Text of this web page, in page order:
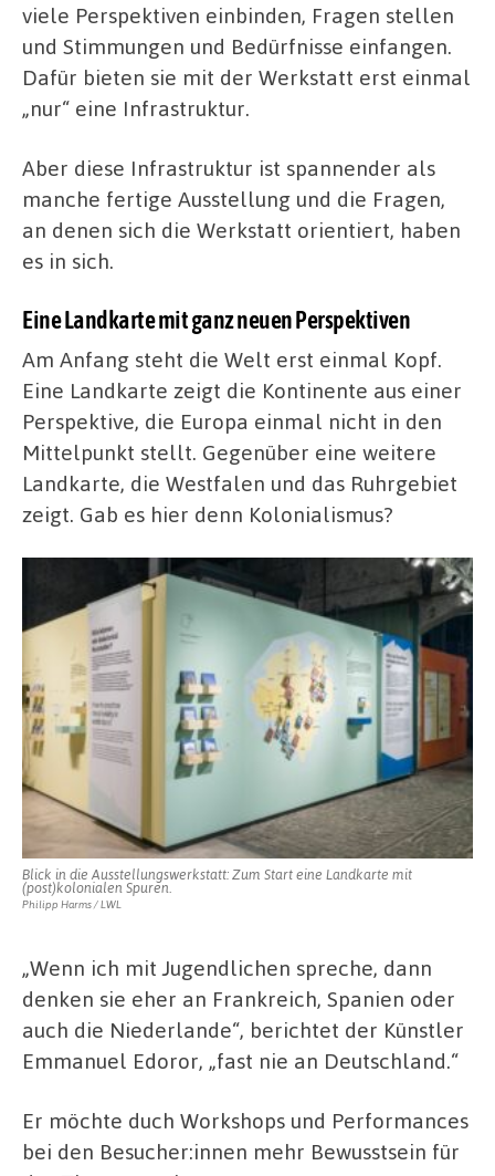
viele Perspektiven einbinden, Fragen stellen
und Stimmungen und Bedürfnisse einfangen.
Dafür bieten sie mit der Werkstatt erst einmal
„nur“ eine Infrastruktur.
Aber diese Infrastruktur ist spannender als
manche fertige Ausstellung und die Fragen,
an denen sich die Werkstatt orientiert, haben
es in sich.
Eine Landkarte mit ganz neuen Perspektiven
Am Anfang steht die Welt erst einmal Kopf.
Eine Landkarte zeigt die Kontinente aus einer
Perspektive, die Europa einmal nicht in den
Mittelpunkt stellt. Gegenüber eine weitere
Landkarte, die Westfalen und das Ruhrgebiet
zeigt. Gab es hier denn Kolonialismus?
Blick in die Ausstellungswerkstatt: Zum Start eine Landkarte mit
(post)kolonialen Spuren.
Philipp Harms / LWL
„Wenn ich mit Jugendlichen spreche, dann
denken sie eher an Frankreich, Spanien oder
auch die Niederlande“, berichtet der Künstler
Emmanuel Edoror, „fast nie an Deutschland.“
Er möchte duch Workshops und Performances
bei den Besucher:innen mehr Bewusstsein für